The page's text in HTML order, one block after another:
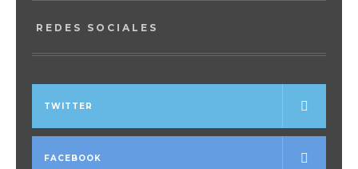
REDES SOCIALES
TWITTER
FACEBOOK